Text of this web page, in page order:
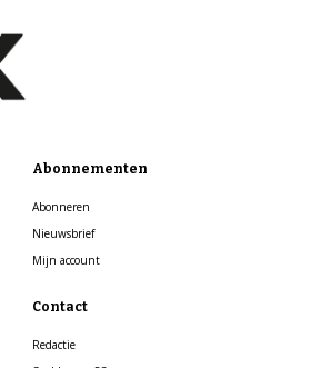
Abonnementen
Abonneren
Nieuwsbrief
Mijn account
Contact
Redactie